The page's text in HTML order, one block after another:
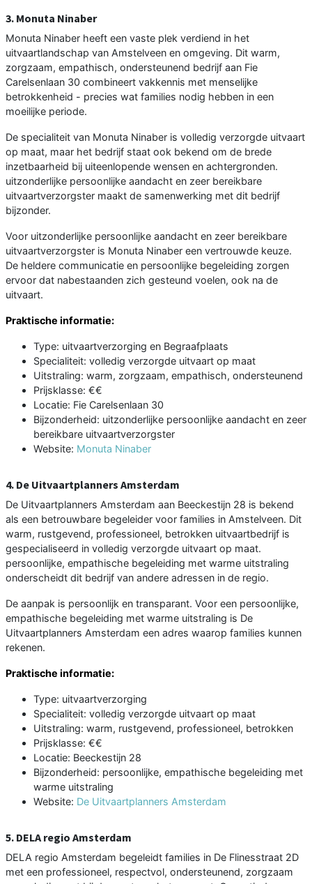
3. Monuta Ninaber
Monuta Ninaber heeft een vaste plek verdiend in het
uitvaartlandschap van Amstelveen en omgeving. Dit warm,
zorgzaam, empathisch, ondersteunend bedrijf aan Fie
Carelsenlaan 30 combineert vakkennis met menselijke
betrokkenheid - precies wat families nodig hebben in een
moeilijke periode.
De specialiteit van Monuta Ninaber is volledig verzorgde uitvaart
op maat, maar het bedrijf staat ook bekend om de brede
inzetbaarheid bij uiteenlopende wensen en achtergronden.
uitzonderlijke persoonlijke aandacht en zeer bereikbare
uitvaartverzorgster maakt de samenwerking met dit bedrijf
bijzonder.
Voor uitzonderlijke persoonlijke aandacht en zeer bereikbare
uitvaartverzorgster is Monuta Ninaber een vertrouwde keuze.
De heldere communicatie en persoonlijke begeleiding zorgen
ervoor dat nabestaanden zich gesteund voelen, ook na de
uitvaart.
Praktische informatie:
Type: uitvaartverzorging en Begraafplaats
Specialiteit: volledig verzorgde uitvaart op maat
Uitstraling: warm, zorgzaam, empathisch, ondersteunend
Prijsklasse: €€
Locatie: Fie Carelsenlaan 30
Bijzonderheid: uitzonderlijke persoonlijke aandacht en zeer
bereikbare uitvaartverzorgster
Website: Monuta Ninaber
4. De Uitvaartplanners Amsterdam
De Uitvaartplanners Amsterdam aan Beeckestijn 28 is bekend
als een betrouwbare begeleider voor families in Amstelveen. Dit
warm, rustgevend, professioneel, betrokken uitvaartbedrijf is
gespecialiseerd in volledig verzorgde uitvaart op maat.
persoonlijke, empathische begeleiding met warme uitstraling
onderscheidt dit bedrijf van andere adressen in de regio.
De aanpak is persoonlijk en transparant. Voor een persoonlijke,
empathische begeleiding met warme uitstraling is De
Uitvaartplanners Amsterdam een adres waarop families kunnen
rekenen.
Praktische informatie:
Type: uitvaartverzorging
Specialiteit: volledig verzorgde uitvaart op maat
Uitstraling: warm, rustgevend, professioneel, betrokken
Prijsklasse: €€
Locatie: Beeckestijn 28
Bijzonderheid: persoonlijke, empathische begeleiding met
warme uitstraling
Website: De Uitvaartplanners Amsterdam
5. DELA regio Amsterdam
DELA regio Amsterdam begeleidt families in De Flinesstraat 2D
met een professioneel, respectvol, ondersteunend, zorgzaam